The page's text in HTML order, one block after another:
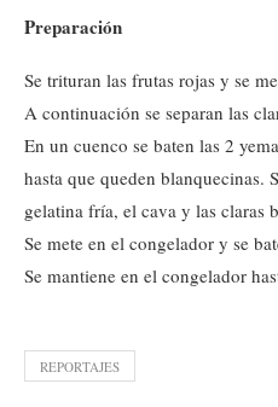
Preparación
Se trituran las frutas rojas y se
A continuación se separan las
En un cuenco se baten las 2
hasta que queden blanquecinas.
gelatina fría, el cava y las claras
Se mete en el congelador y se
Se mantiene en el congelador
REPORTAJES